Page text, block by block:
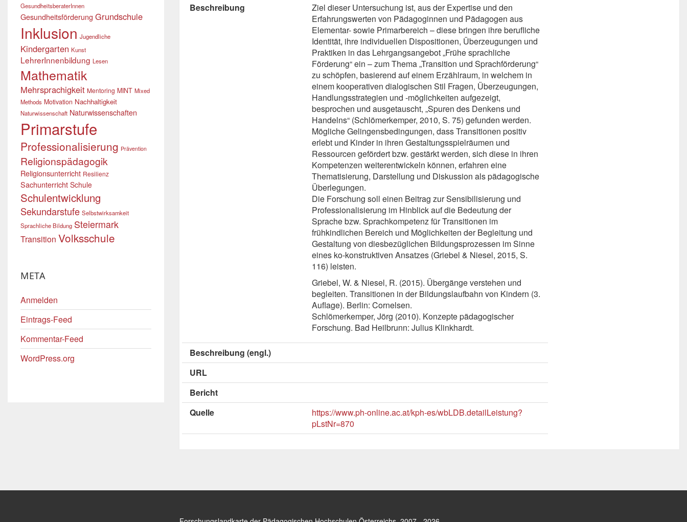
Beschreibung
Ziel dieser Untersuchung ist, aus der Expertise und den
Erfahrungswerten von Pädagoginnen und Pädagogen aus
Elementar- sowie Primarbereich – diese bringen ihre berufliche
Identität, ihre individuellen Dispositionen, Überzeugungen und
Praktiken in das Lehrgangsangebot „Frühe sprachliche
Förderung“ ein – zum Thema „Transition und Sprachförderung“
zu schöpfen, basierend auf einem Erzählraum, in welchem in
einem kooperativen dialogischen Stil Fragen, Überzeugungen,
Handlungsstrategien und -möglichkeiten aufgezeigt,
besprochen und ausgetauscht, „Spuren des Denkens und
Handelns“ (Schlömerkemper, 2010, S. 75) gefunden werden.
Mögliche Gelingensbedingungen, dass Transitionen positiv
erlebt und Kinder in ihren Gestaltungsspielräumen und
Ressourcen gefördert bzw. gestärkt werden, sich diese in ihren
Kompetenzen weiterentwickeln können, erfahren eine
Thematisierung, Darstellung und Diskussion als pädagogische
Überlegungen.
Die Forschung soll einen Beitrag zur Sensibilisierung und
Professionalisierung im Hinblick auf die Bedeutung der
Sprache bzw. Sprachkompetenz für Transitionen im
frühkindlichen Bereich und Möglichkeiten der Begleitung und
Gestaltung von diesbezüglichen Bildungsprozessen im Sinne
eines ko-konstruktiven Ansatzes (Griebel & Niesel, 2015, S.
116) leisten.
Griebel, W. & Niesel, R. (2015). Übergänge verstehen und
begleiten. Transitionen in der Bildungslaufbahn von Kindern (3.
Auflage). Berlin: Cornelsen.
Schlömerkemper, Jörg (2010). Konzepte pädagogischer
Forschung. Bad Heilbrunn: Julius Klinkhardt.
Beschreibung (engl.)
URL
Bericht
Quelle
https://www.ph-online.ac.at/kph-es/wbLDB.detailLeistung?
pLstNr=870
GesundheitsberaterInnen
Gesundheitsförderung Grundschule
Inklusion Jugendliche
Kindergarten Kunst
LehrerInnenbildung Lesen
Mathematik
Mehrsprachigkeit Mentoring MINT Mixed
Methods Motivation Nachhaltigkeit
Naturwissenschaft Naturwissenschaften
Primarstufe
Professionalisierung Prävention
Religionspädagogik
Religionsunterricht Resilienz
Sachunterricht Schule
Schulentwicklung
Sekundarstufe Selbstwirksamkeit
Sprachliche Bildung Steiermark
Transition Volksschule
META
Anmelden
Eintrags-Feed
Kommentar-Feed
WordPress.org